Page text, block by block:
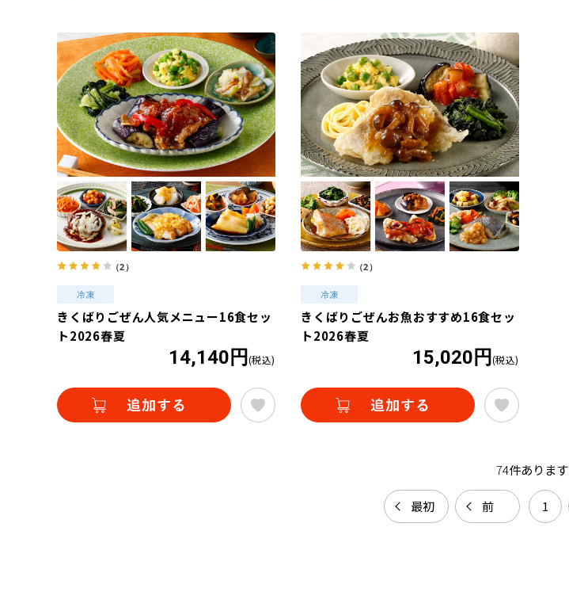
（2）
きくばりごぜん人気メニュー16食セッ
ト2026春夏
14,140円 (税込)
（2）
きくばりごぜんお魚おすすめ16食セッ
ト2026春夏
15,020円 (税込)
74件あります
最初 前 1